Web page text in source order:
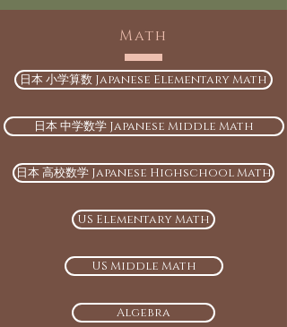
Math
日本 小学算数 Japanese Elementary Math
日本 中学数学 Japanese Middle Math
日本 高校数学 Japanese Highschool Math
US Elementary Math
US Middle Math
Algebra